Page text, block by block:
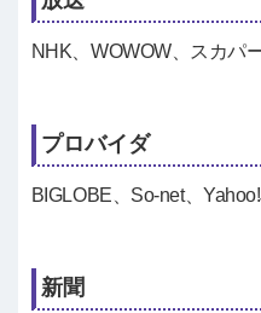
NHK、WOWOW、スカパ
プロバイダ
BIGLOBE、So-net、
新聞